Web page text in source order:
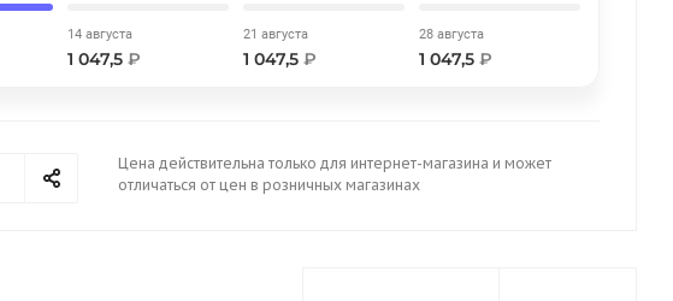
14 августа
1 047,5 ₽
21 августа
1 047,5 ₽
28 августа
1 047,5 ₽
Цена действительна только для интернет-магазина и может
отличаться от цен в розничных магазинах